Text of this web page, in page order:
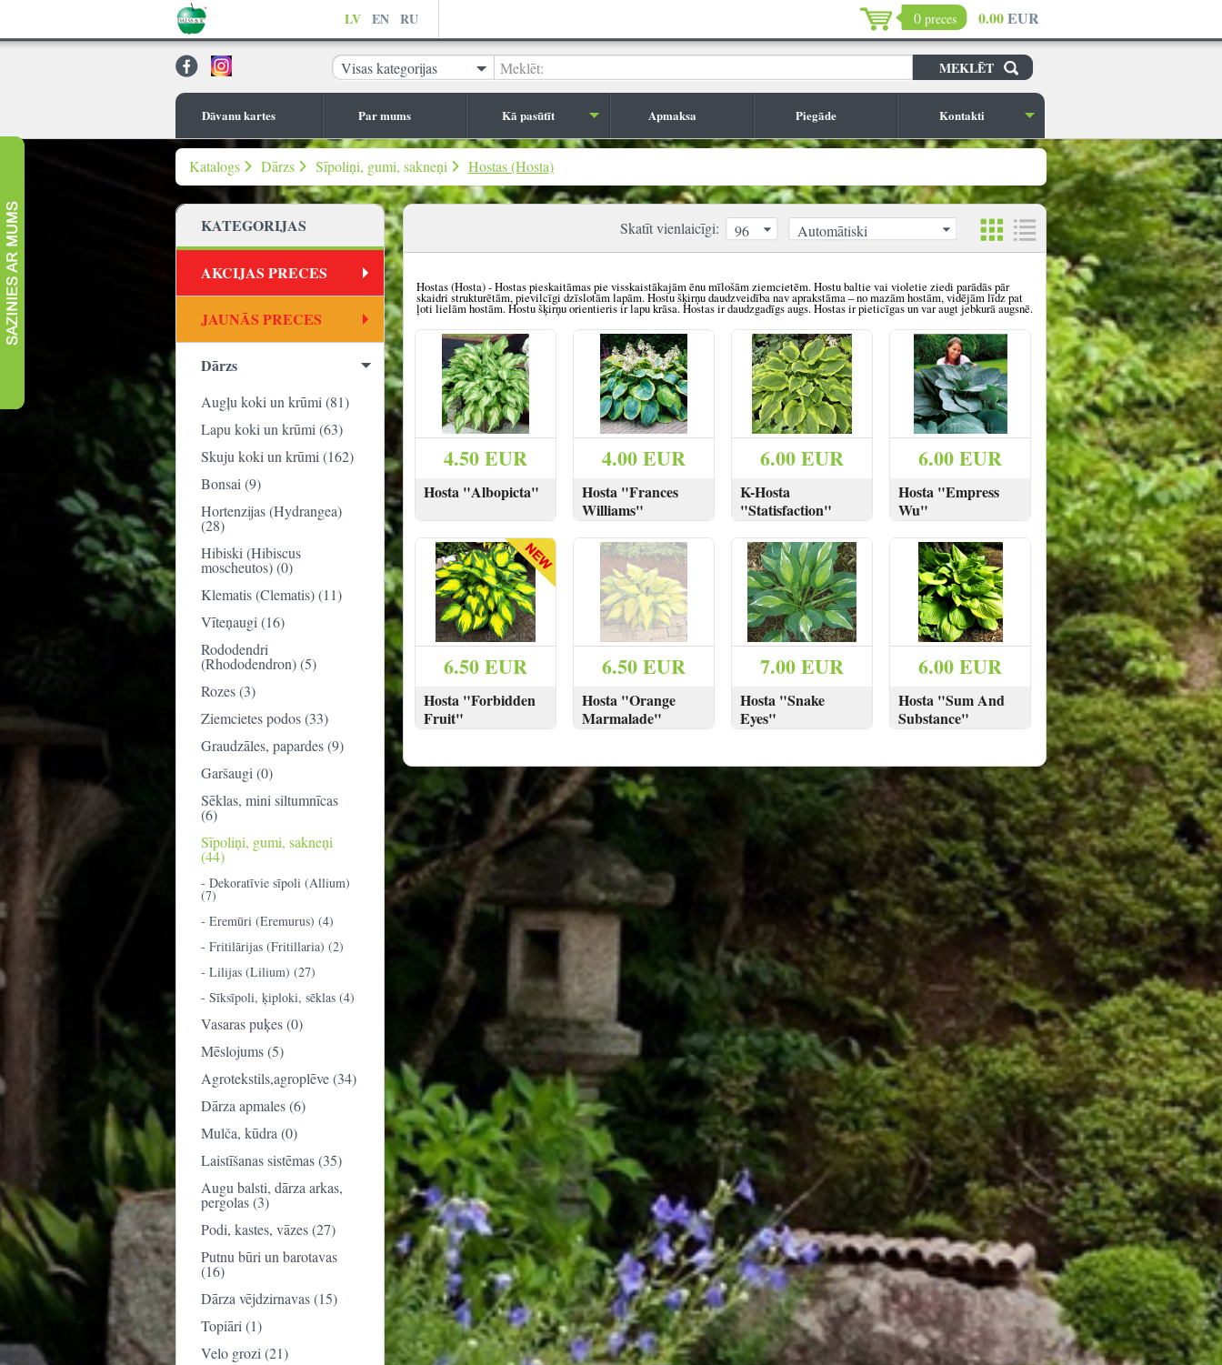
LV EN RU 0 preces 0.00EUR
Visas kategorijas Meklēt:
Dāvanu kartes Par mums Kā pasūtīt Apmaksa Piegāde Kontakti
Katalogs Dārzs Sīpoliņi, gumi, sakneņi Hostas (Hosta)
KATEGORIJAS
AKCIJAS PRECES
JAUNĀS PRECES
Dārzs
Augļu koki un krūmi (81)
Lapu koki un krūmi (63)
Skuju koki un krūmi (162)
Bonsai (9)
Hortenzijas (Hydrangea)
(28)
Hibiski (Hibiscus
moscheutos) (0)
Klematis (Clematis) (11)
Vīteņaugi (16)
Rododendri
(Rhododendron) (5)
Rozes (3)
Ziemcietes podos (33)
Graudzāles, papardes (9)
Garšaugi (0)
Sēklas, mini siltumnīcas
(6)
Sīpoliņi, gumi, sakneņi
(44)
- Dekoratīvie sīpoli (Allium)
(7)
- Eremūri (Eremurus) (4)
- Fritilārijas (Fritillaria) (2)
- Lilijas (Lilium) (27)
- Sīksīpoli, ķiploki, sēklas (4)
Vasaras puķes (0)
Mēslojums (5)
Agrotekstils,agroplēve (34)
Dārza apmales (6)
Mulča, kūdra (0)
Laistīšanas sistēmas (35)
Augu balsti, dārza arkas,
pergolas (3)
Podi, kastes, vāzes (27)
Putnu būri un barotavas
(16)
Dārza vējdzirnavas (15)
Topiāri (1)
Velo grozi (21)
Skatīt vienlaicīgi: 96 Automātiski
Hostas (Hosta) -Hostas pieskaitāmas pie visskaistākajāmēnu mīlošāmziemcietēm.Hostubaltie vai violetie ziedi parādās pār
skaidri strukturētām, pievilcīgi dzīslotām lapām.Hostu šķirņu daudzveidība nav aprakstāma – no mazām hostām, vidējām līdz pat
ļoti lielām hostām. Hostu šķirņu orientieris ir lapu krāsa.Hostas ir daudzgadīgs augs. Hostas ir pieticīgas un var augt jebkurā augsnē.
4.50 EUR
Hosta "Albopicta"
SKATĪT PIRKT
4.00 EUR
Hosta "Frances
Williams"
SKATĪT PIRKT
6.00 EUR
K-Hosta
"Statisfaction"
SKATĪT PIRKT
6.00 EUR
Hosta "Empress
Wu"
SKATĪT PIRKT
6.50 EUR
Hosta "Forbidden
Fruit"
6.50 EUR
Hosta "Orange
Marmalade"
7.00 EUR
Hosta "Snake
Eyes"
6.00 EUR
Hosta "Sum And
Substance"